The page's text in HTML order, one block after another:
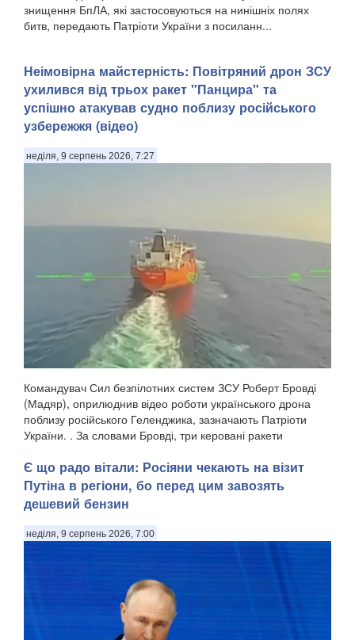
знищення БпЛА, які застосовуються на нинішніх полях
битв, передають Патріоти України з посиланн...
Неімовірна майстерність: Повітряний дрон ЗСУ
ухилився від трьох ракет "Панцира" та
успішно атакував судно поблизу російського
узбережжя (відео)
неділя, 9 серпень 2026, 7:27
Командувач Сил безпілотних систем ЗСУ Роберт Бровді
(Мадяр), оприлюднив відео роботи українського дрона
поблизу російського Геленджика, зазначають Патріоти
України. . За словами Бровді, три керовані ракети
Є що радо вітали: Росіяни чекають на візит
Путіна в регіони, бо перед цим завозять
дешевий бензин
неділя, 9 серпень 2026, 7:00